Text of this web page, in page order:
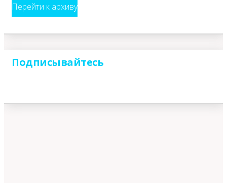
Перейти к архиву
Подписывайтесь